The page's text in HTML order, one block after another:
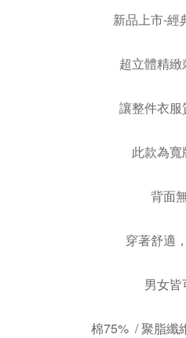
新品上市-經
超立體精緻
讓整件衣
此款為寬
背面
穿著舒適
男女皆
棉75% / 聚脂纖